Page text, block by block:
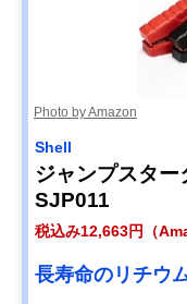
Photo by Amazon
Shell
ジャンプスタ
SJP011
税込み12,663円（
長寿命のリチウ